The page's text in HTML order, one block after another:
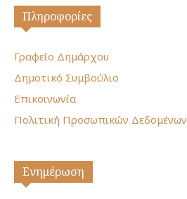
Πληροφορίες
Γραφείο Δημάρχου
Δημοτικό Συμβούλιο
Επικοινωνία
Πολιτική Προσωπικών Δεδομένων
Ενημέρωση